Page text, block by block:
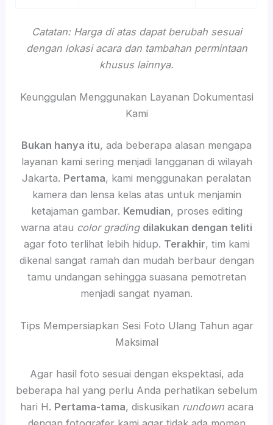
Catatan: Harga di atas dapat berubah sesuai
dengan lokasi acara dan tambahan permintaan
khusus lainnya.
Keunggulan Menggunakan Layanan Dokumentasi
Kami
Bukan hanya itu, ada beberapa alasan mengapa
layanan kami sering menjadi langganan di wilayah
Jakarta. Pertama, kami menggunakan peralatan
kamera dan lensa kelas atas untuk menjamin
ketajaman gambar. Kemudian, proses editing
warna atau color grading dilakukan dengan teliti
agar foto terlihat lebih hidup. Terakhir, tim kami
dikenal sangat ramah dan mudah berbaur dengan
tamu undangan sehingga suasana pemotretan
menjadi sangat nyaman.
Tips Mempersiapkan Sesi Foto Ulang Tahun agar
Maksimal
Agar hasil foto sesuai dengan ekspektasi, ada
beberapa hal yang perlu Anda perhatikan sebelum
hari H. Pertama-tama, diskusikan rundownacara